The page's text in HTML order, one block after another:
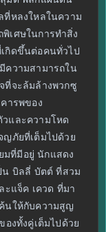
ที่หลงใหลในความ
เศษในการทำสิ่ง
กิดขึ้นต่อคนทั่วไป
ความสามารถใน
ที่จะล้มล้างพวกซู
ารพของ
และความโหด
ญภัยที่เต็มไปด้วย
มที่มีอยู่ นักแสดง
น บิลลี่ บัตต์ ที่สวม
ะแจ็ค เควด ที่มา
นให้กับความสูญ
องทั้งคู่เต็มไปด้วย